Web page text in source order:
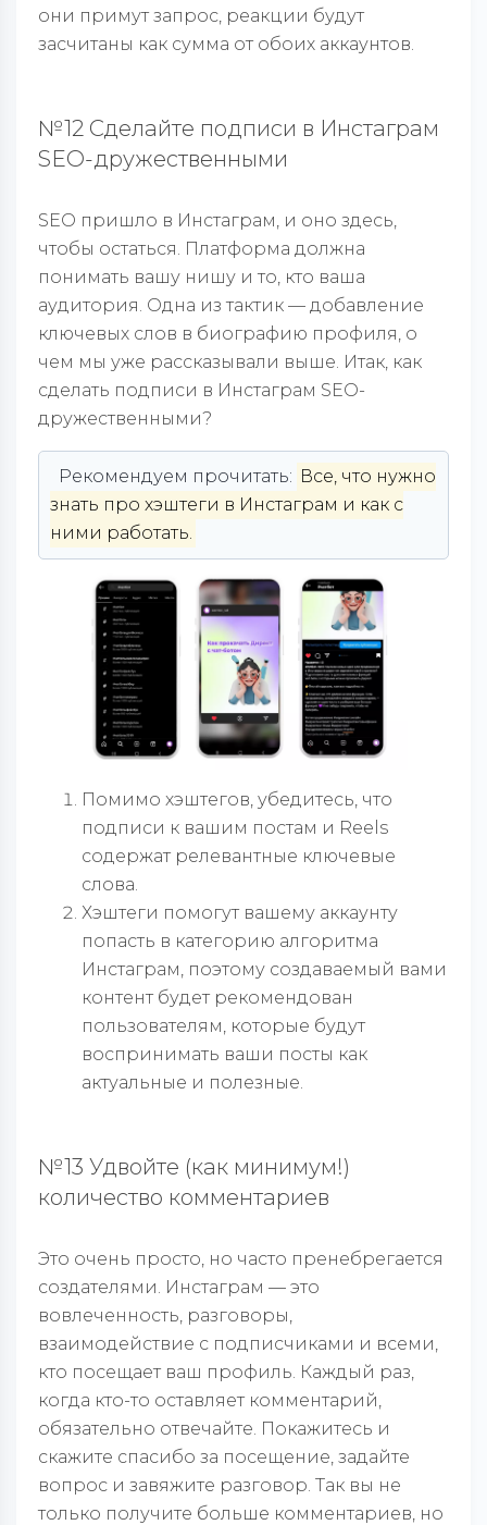
они примут запрос, реакции будут
засчитаны как сумма от обоих аккаунтов.
№12 Сделайте подписи в Инстаграм
SEO-дружественными
SEO пришло в Инстаграм, и оно здесь,
чтобы остаться. Платформа должна
понимать вашу нишу и то, кто ваша
аудитория. Одна из тактик — добавление
ключевых слов в биографию профиля, о
чем мы уже рассказывали выше. Итак, как
сделать подписи в Инстаграм SEO-
дружественными?
Рекомендуем прочитать: Все, что нужно
знать про хэштеги в Инстаграм и как с
ними работать.
Помимо хэштегов, убедитесь, что
подписи к вашим постам и Reels
содержат релевантные ключевые
слова.
Хэштеги помогут вашему аккаунту
попасть в категорию алгоритма
Инстаграм, поэтому создаваемый вами
контент будет рекомендован
пользователям, которые будут
воспринимать ваши посты как
актуальные и полезные.
№13 Удвойте (как минимум!)
количество комментариев
Это очень просто, но часто пренебрегается
создателями. Инстаграм — это
вовлеченность, разговоры,
взаимодействие с подписчиками и всеми,
кто посещает ваш профиль. Каждый раз,
когда кто-то оставляет комментарий,
обязательно отвечайте. Покажитесь и
скажите спасибо за посещение, задайте
вопрос и завяжите разговор. Так вы не
только получите больше комментариев, но